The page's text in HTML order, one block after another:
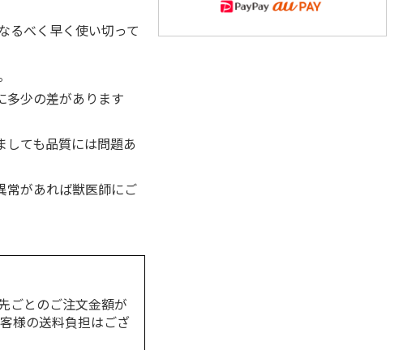
るべく早く使い切って
多少の差があります
しても品質には問題あ
常があれば獣医師にご
ごとのご注文金額が
様の送料負担はござ